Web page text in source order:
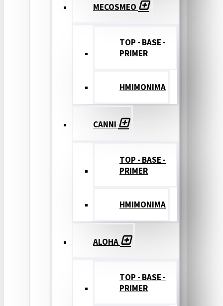
MECOSMEO
TOP - BASE -
PRIMER
ΗΜΙΜΟΝΙΜΑ
CANNI
TOP - BASE -
PRIMER
ΗΜΙΜΟΝΙΜΑ
ALOHA
TOP - BASE -
PRIMER